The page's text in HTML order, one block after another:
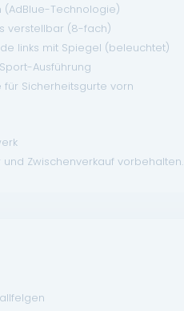
(AdBlue-Technologie)
verstellbar (8-fach)
links mit Spiegel (beleuchtet)
Ausführung
für Sicherheitsgurte vorn
Zwischenverkauf vorbehalten.